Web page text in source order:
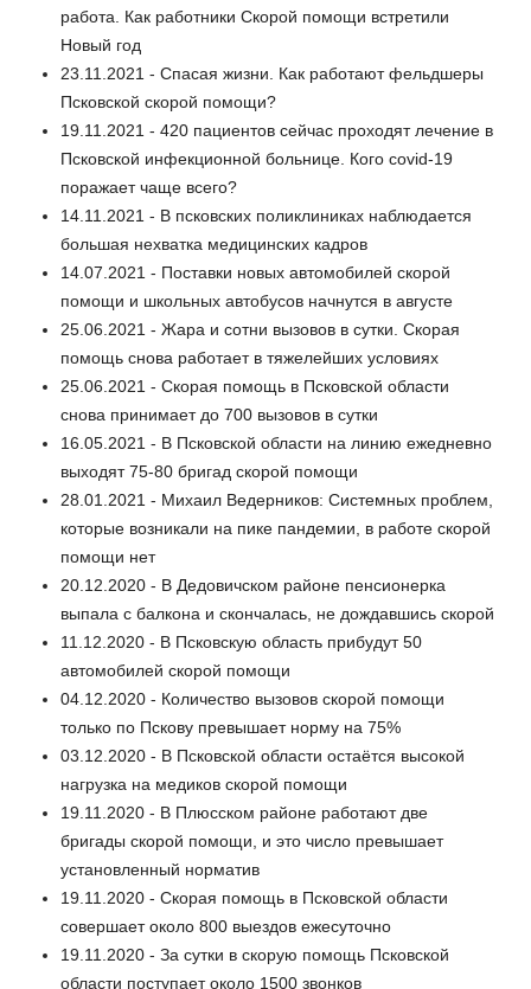
работа. Как работники Скорой помощи встретили
Новый год
23.11.2021 - Спасая жизни. Как работают фельдшеры
Псковской скорой помощи?
19.11.2021 - 420 пациентов сейчас проходят лечение в
Псковской инфекционной больнице. Кого covid-19
поражает чаще всего?
14.11.2021 - В псковских поликлиниках наблюдается
большая нехватка медицинских кадров
14.07.2021 - Поставки новых автомобилей скорой
помощи и школьных автобусов начнутся в августе
25.06.2021 - Жара и сотни вызовов в сутки. Скорая
помощь снова работает в тяжелейших условиях
25.06.2021 - Скорая помощь в Псковской области
снова принимает до 700 вызовов в сутки
16.05.2021 - В Псковской области на линию ежедневно
выходят 75-80 бригад скорой помощи
28.01.2021 - Михаил Ведерников: Системных проблем,
которые возникали на пике пандемии, в работе скорой
помощи нет
20.12.2020 - В Дедовичском районе пенсионерка
выпала с балкона и скончалась, не дождавшись скорой
11.12.2020 - В Псковскую область прибудут 50
автомобилей скорой помощи
04.12.2020 - Количество вызовов скорой помощи
только по Пскову превышает норму на 75%
03.12.2020 - В Псковской области остаётся высокой
нагрузка на медиков скорой помощи
19.11.2020 - В Плюсском районе работают две
бригады скорой помощи, и это число превышает
установленный норматив
19.11.2020 - Скорая помощь в Псковской области
совершает около 800 выездов ежесуточно
19.11.2020 - За сутки в скорую помощь Псковской
области поступает около 1500 звонков